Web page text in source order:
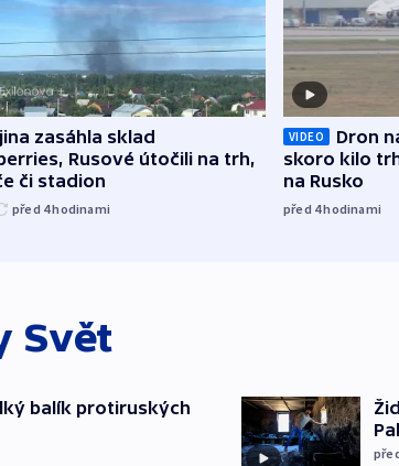
zasáhla sklad
Rusové útočili na trh,
či stadion
před 4hodinami
VIDEO
Dron
skoro kilo
na Rusko
před 4hodinami
Svět
balík protiruských